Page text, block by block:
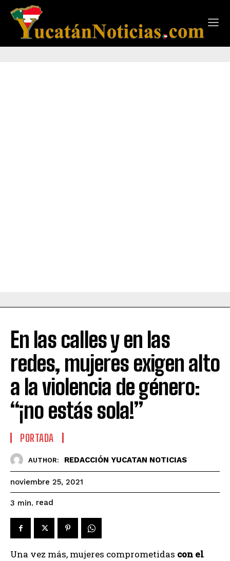
En las calles y en las
redes, mujeres exigen alto
a la violencia de género:
“¡no estás sola!”
PORTADA
AUTHOR: REDACCIÓN YUCATAN NOTICIAS
noviembre 25, 2021
3 min. read
Una vez más, mujeres comprometidas con el